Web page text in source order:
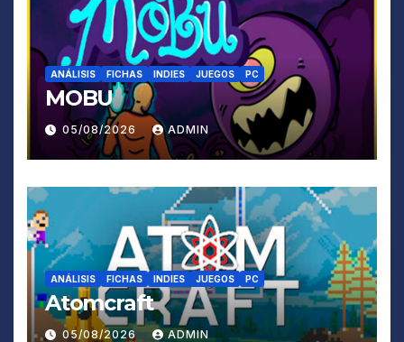
ANÁLISIS FICHAS INDIES JUEGOS PC
MOBU
05/08/2026 ADMIN
ANÁLISIS FICHAS INDIES JUEGOS PC
Atomcraft
05/08/2026 ADMIN